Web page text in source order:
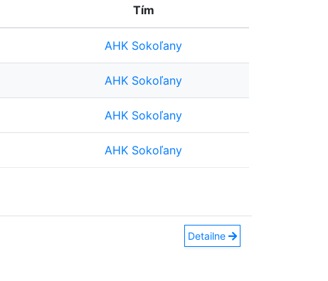
Tím
AHK Sokoľany
AHK Sokoľany
AHK Sokoľany
AHK Sokoľany
Detailne